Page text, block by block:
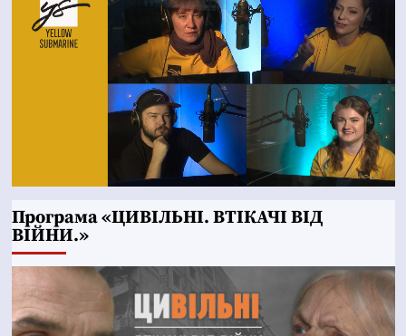
Програма «ЦИВІЛЬНІ. ВТІКАЧІ ВІД
ВІЙНИ.»